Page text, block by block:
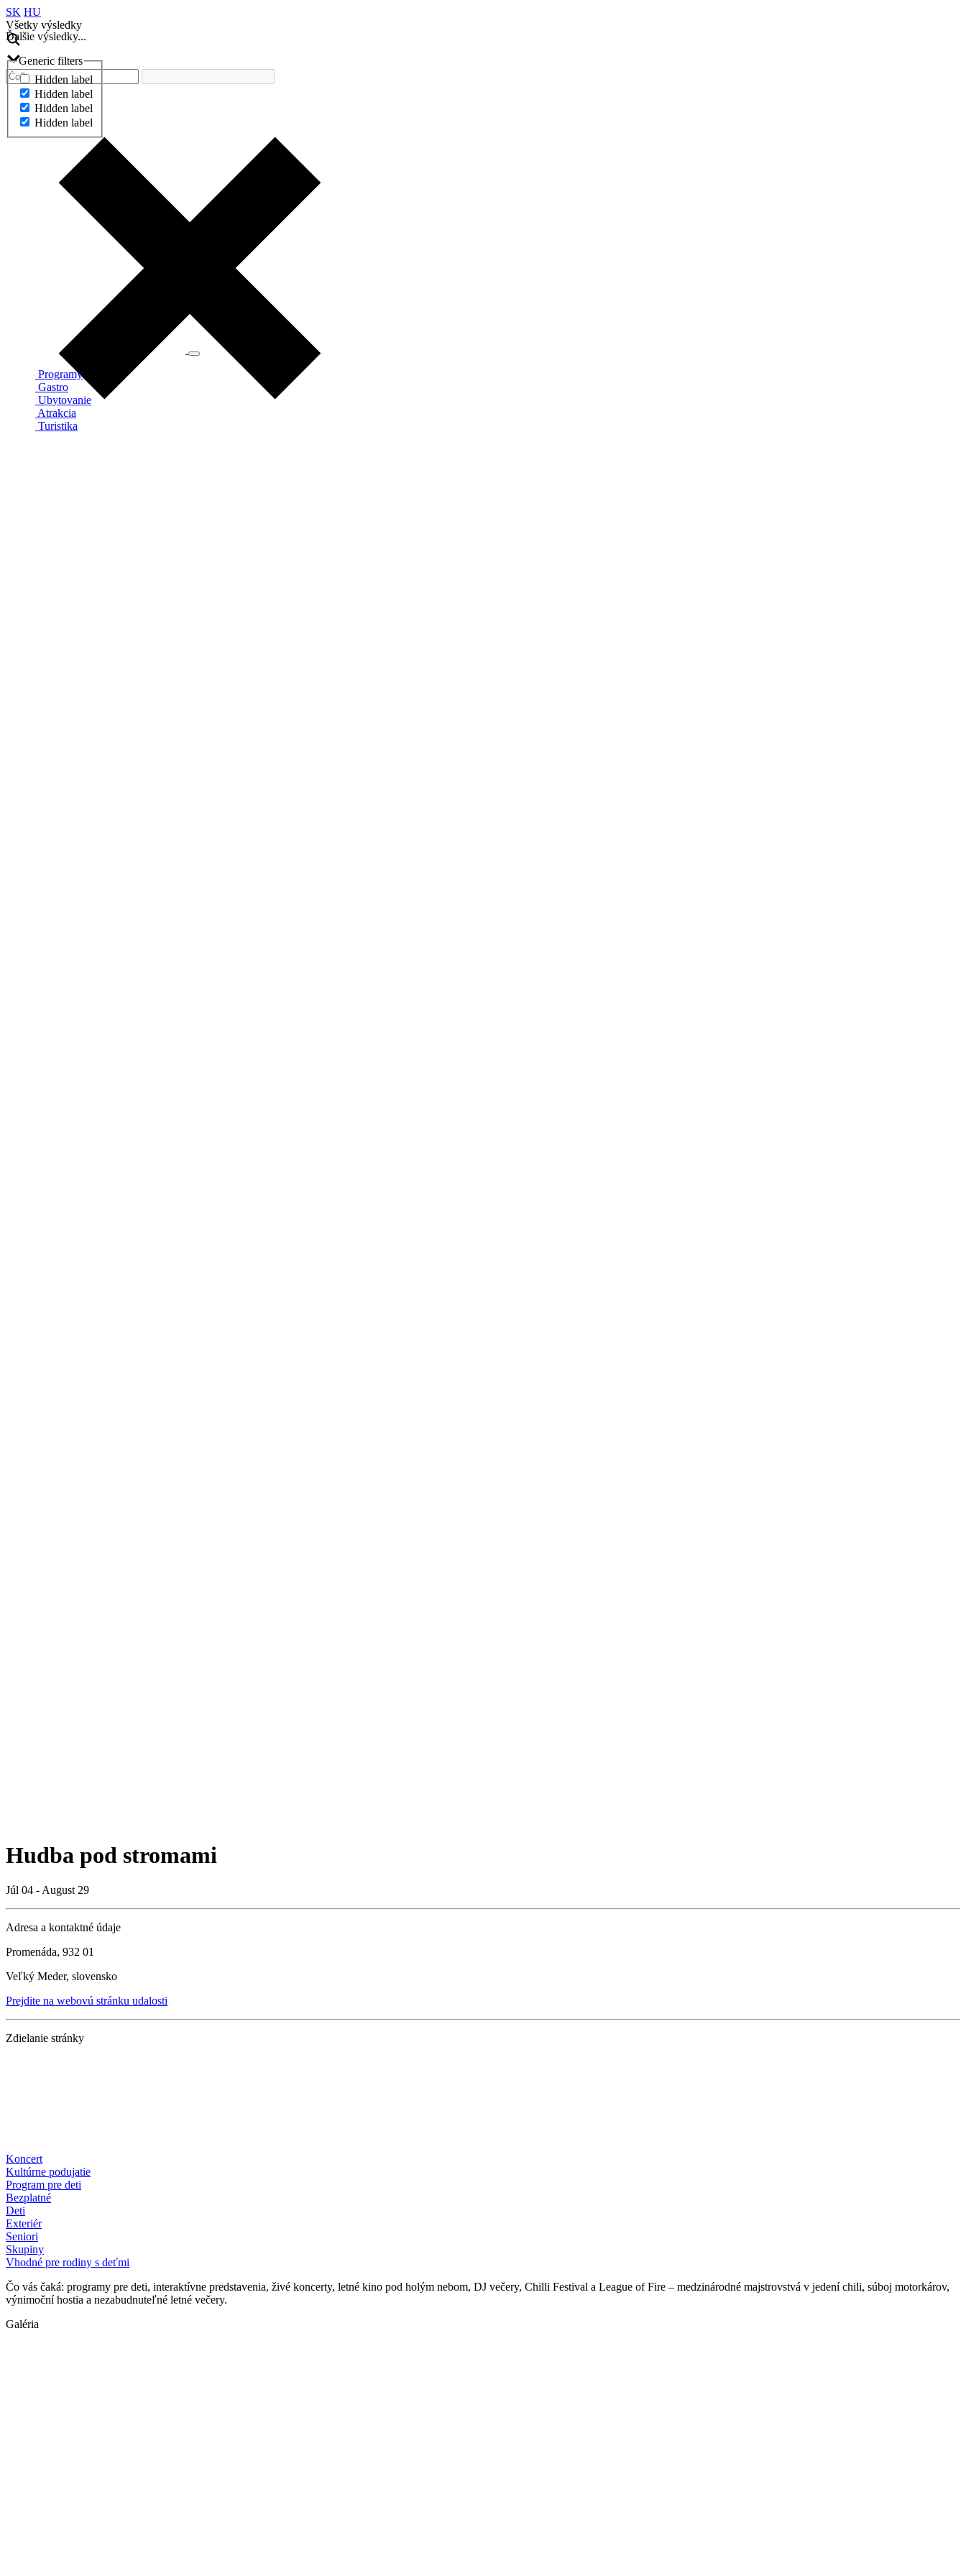
SK HU
Všetky výsledky
Ďalšie výsledky...
Generic filters
Hidden label
Hidden label
Hidden label
Hidden label
Ďalšie výsledky...
Programy
Gastro
Ubytovanie
Atrakcia
Turistika
Hudba pod stromami
Júl 04 - August 29
Adresa a kontaktné údaje
Promenáda, 932 01
Veľký Meder, slovensko
Prejdite na webovú stránku udalosti
Zdielanie stránky
Koncert
Kultúrne podujatie
Program pre deti
Bezplatné
Deti
Exteriér
Seniori
Skupiny
Vhodné pre rodiny s deťmi
Čo vás čaká: programy pre deti, interaktívne predstavenia, živé koncerty, letné kino pod holým nebom, DJ večery, Chilli Festival a League of Fire – medzinárodné majstrovstvá v jedení chili, súboj motorkárov,
výnimoční hostia a nezabudnuteľné letné večery.
Galéria